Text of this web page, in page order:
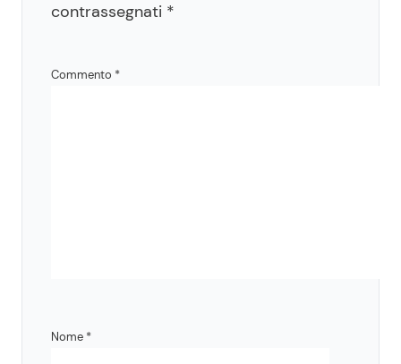
contrassegnati *
Commento *
Nome *